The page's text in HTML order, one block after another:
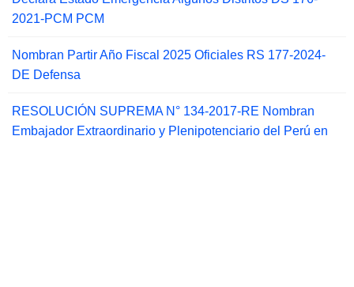
2021-PCM PCM
Nombran Partir Año Fiscal 2025 Oficiales RS 177-2024-
DE Defensa
RESOLUCIÓN SUPREMA N° 134-2017-RE Nombran
Embajador Extraordinario y Plenipotenciario del Perú en